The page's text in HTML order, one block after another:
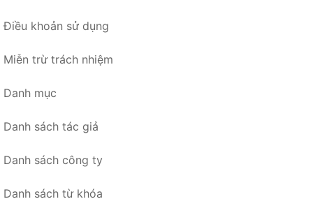
Điều khoản sử dụng
Miễn trừ trách nhiệm
Danh mục
Danh sách tác giả
Danh sách công ty
Danh sách từ khóa